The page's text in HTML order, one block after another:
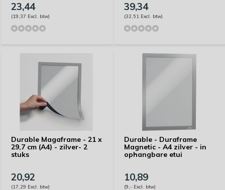
23,44
(19,37 Excl. btw)
39,34
(32,51 Excl. btw)
Durable Magaframe - 21 x
29,7 cm (A4) - zilver- 2
stuks
20,92
(17,29 Excl. btw)
Durable - Duraframe
Magnetic - A4 zilver - in
ophangbare etui
10,89
(9,- Excl. btw)